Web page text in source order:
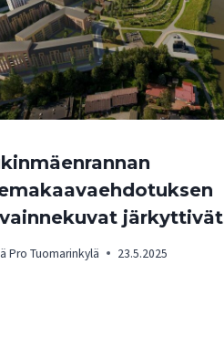
järkyttivät
Pro Tuomarinkylä 23.5.2025